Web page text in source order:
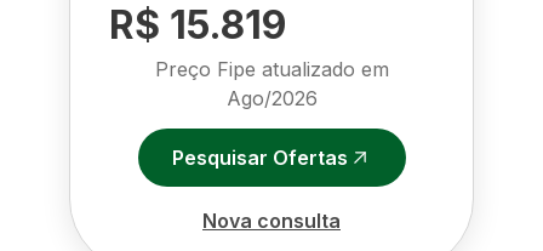
R$ 15.819
Preço Fipe atualizado em
Ago/2026
Pesquisar Ofertas
Nova consulta